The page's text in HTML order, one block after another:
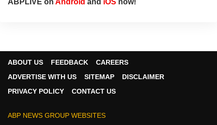
ABOUT US FEEDBACK
CAREERS
ADVERTISE WITH US
SITEMAP
DISCLAIMER
PRIVACY POLICY
CONTACT US
ABP NEWS GROUP WEBSITES